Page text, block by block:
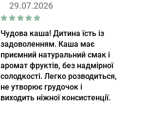
29.07.2026
Чудова каша! Дитина їсть із
задоволенням. Каша має
приємний натуральний смак і
аромат фруктів, без надмірної
солодкості. Легко розводиться,
не утворює грудочок і
виходить ніжної консистенції.